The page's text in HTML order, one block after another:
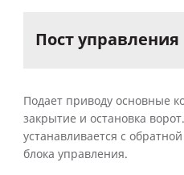
Поступравления
Подает приводу основные
закрытие и остановка
устанавливается с
блока управления.